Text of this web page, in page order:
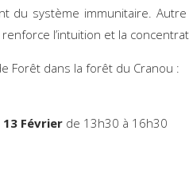
du système immunitaire.
l’intuition et la
de Forêt dans
13 Févrierde 13h30 à 16h30